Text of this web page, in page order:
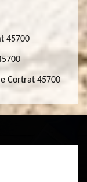
45700
Cortrat 45700